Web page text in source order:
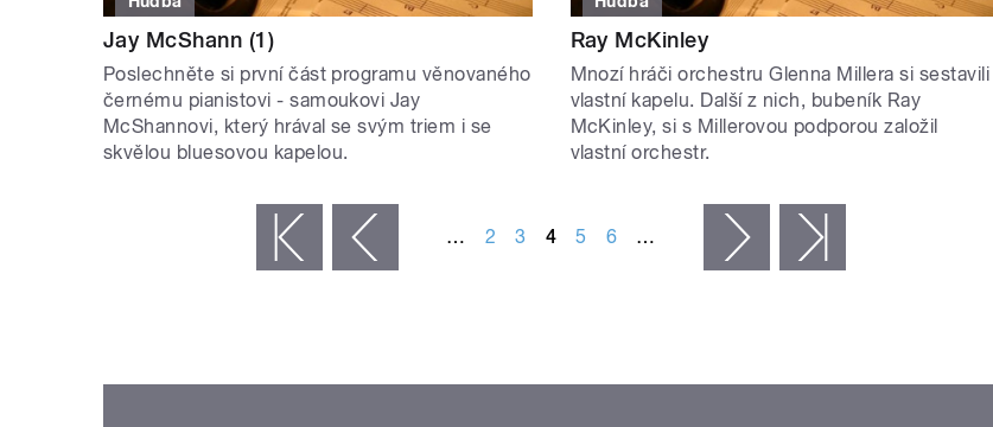
Jay McShann (1)
Poslechněte si první část programu věnovaného
černému pianistovi - samoukovi Jay
McShannovi, který hrával se svým triem i se
skvělou bluesovou kapelou.
Ray McKinley
Mnozí hráči orchestru Glenna Millera si sestavili
vlastní kapelu. Další z nich, bubeník Ray
McKinley, si s Millerovou podporou založil
vlastní orchestr.
‹ předchozí … 2 3 4 5 6 … následující ›